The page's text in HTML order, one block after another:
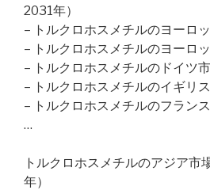
2031年）
– トルクロホスメチルのヨーロ
– トルクロホスメチルのヨーロ
– トルクロホスメチルのドイツ
– トルクロホスメチルのイギリ
– トルクロホスメチルのフラン
…
トルクロホスメチルのアジア市
年）